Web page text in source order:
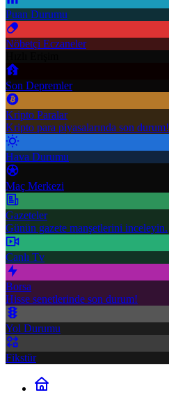
Puan Durumu
Nöbetçi Eczaneler
Son Depremler
Kripto Paralar
Kripto para piyasalarında son durum!
Hava Durumu
Maç Merkezi
Gazeteler
Günün gazete manşetlerini inceleyin.
Canlı Tv
Borsa
Hisse senetlerinde son durum!
Yol Durumu
Fikstür